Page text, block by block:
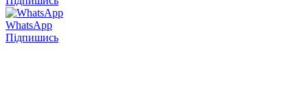
WhatsApp
Підпишись